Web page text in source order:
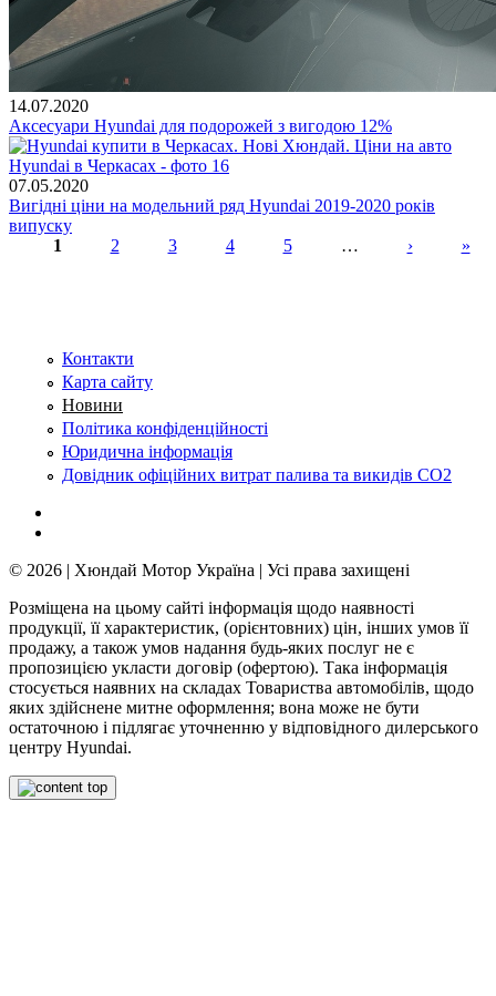
14.07.2020
Аксесуари Hyundai для подорожей з вигодою 12%
07.05.2020
Вигідні ціни на модельний ряд Hyundai 2019-2020 років
випуску
1 2 3 4 5 … › »
Контакти
Карта сайту
Новини
Політика конфіденційності
Юридична інформація
Довідник офіційних витрат палива та викидів СО2
© 2026 | Хюндай Мотор Україна | Усі права захищені
Розміщена на цьому сайті інформація щодо наявності
продукції, її характеристик, (орієнтовних) цін, інших умов її
продажу, а також умов надання будь-яких послуг не є
пропозицією укласти договір (офертою). Така інформація
стосується наявних на складах Товариства автомобілів, щодо
яких здійснене митне оформлення; вона може не бути
остаточною і підлягає уточненню у відповідного дилерського
центру Hyundai.